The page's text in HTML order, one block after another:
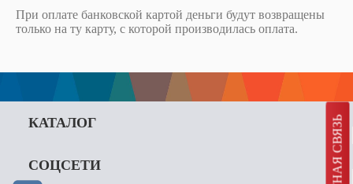
При оплате банковской картой деньги будут возвращены
только на ту карту, с которой производилась оплата.
КАТАЛОГ
СОЦСЕТИ